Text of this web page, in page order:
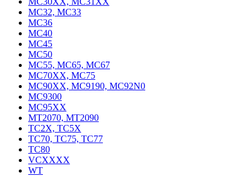
MC32, MC33
MC36
MC40
MC45
MC50
MC55, MC65, MC67
MC70XX, MC75
MC90XX, MC9190, MC92N0
MC9300
MC95XX
MT2070, MT2090
TC2X, TC5X
TC70, TC75, TC77
TC80
VCXXXX
WT